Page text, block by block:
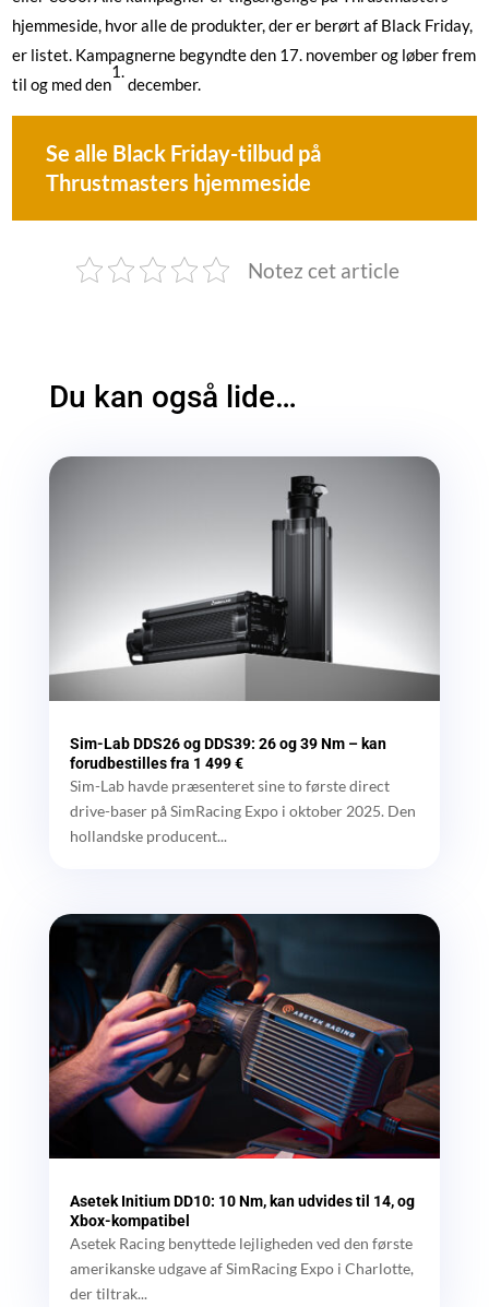
hjemmeside, hvor alle de produkter, der er berørt af Black Friday,
er listet. Kampagnerne begyndte den 17. november og løber frem
til og med den
1.
december.
Se alle Black Friday-tilbud på
Thrustmasters hjemmeside
Notez cet article
Du kan også lide…
Sim-Lab DDS26 og DDS39: 26 og 39 Nm – kan
forudbestilles fra 1 499 €
Sim-Lab havde præsenteret sine to første direct
drive-baser på SimRacing Expo i oktober 2025. Den
hollandske producent...
Asetek Initium DD10: 10 Nm, kan udvides til 14, og
Xbox-kompatibel
Asetek Racing benyttede lejligheden ved den første
amerikanske udgave af SimRacing Expo i Charlotte,
der tiltrak...